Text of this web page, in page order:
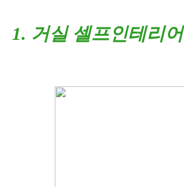
1. 거실 셀프인테리어